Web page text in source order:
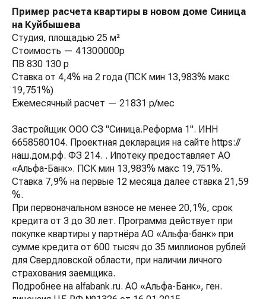
Пример расчета квартиры в новом доме Синица
на Куйбышева
Студия, площадью 25 м²
Стоимость — 4 130 0000р
ПВ 830 130 р
Ставка от 4,4% на 2 года (ПСК мин 13,983% макс
19,751%)
Ежемесячный расчет — 21 831 р/мес
Застройщик ООО СЗ "Синица.Реформа 1". ИНН
6658580104. Проектная декларация на сайте https://
наш.дом.рф. ФЗ 214. . Ипотеку предоставляет АО
«Альфа-Банк». ПСК мин 13,983% макс 19,751%.
Ставка 7,9% на первые 12 месяца далее ставка 21,59
%.
При первоначальном взносе не менее 20,1%, срок
кредита от 3 до 30 лет. Программа действует при
покупке квартиры у партнёра АО «Альфа-банк» при
сумме кредита от 600 тысяч до 35 миллионов рублей
для Свердловской области, при наличии личного
страхования заемщика.
Подробнее на alfabank.ru. АО «Альфа-Банк», ген.